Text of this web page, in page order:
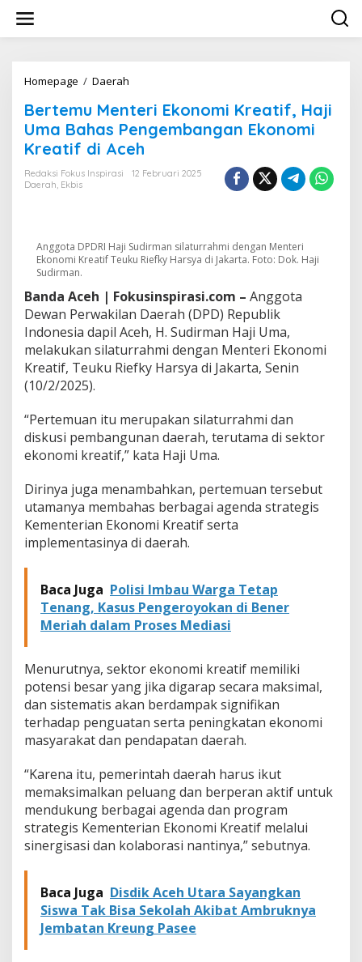
w
Homepage / Daerah
r
t
e
m
u
e
r
k
o
n
m
i
e
t
,
H
j
i
a
B
a
h
s
P
e
n
g
e
a
n
g
a
n
E
n
o
m
Bertemu Menteri Ekonomi Kreatif, Haji
Uma Bahas Pengembangan Ekonomi
Kreatif di Aceh
Redaksi Fokus Inspirasi
12 Februari 2025
Daerah, Ekbis
Anggota DPDRI Haji Sudirman silaturrahmi dengan Menteri
Ekonomi Kreatif Teuku Riefky Harsya di Jakarta. Foto: Dok. Haji
Sudirman.
Banda Aceh | Fokusinspirasi.com – Anggota
Dewan Perwakilan Daerah (DPD) Republik
Indonesia dapil Aceh, H. Sudirman Haji Uma,
melakukan silaturrahmi dengan Menteri Ekonomi
Kreatif, Teuku Riefky Harsya di Jakarta, Senin
(10/2/2025).
“Pertemuan itu merupakan silaturrahmi dan
diskusi pembangunan daerah, terutama di sektor
ekonomi kreatif,” kata Haji Uma.
Dirinya juga menambahkan, pertemuan tersebut
utamanya membahas berbagai agenda strategis
Kementerian Ekonomi Kreatif serta
implementasinya di daerah.
Baca Juga Polisi Imbau Warga Tetap
Tenang, Kasus Pengeroyokan di Bener
Meriah dalam Proses Mediasi
Menurutnya, sektor ekonomi kreatif memiliki
potensi besar yang jika digarap secara maksimal,
dan sistematis akan berdampak signifikan
terhadap penguatan serta peningkatan ekonomi
masyarakat dan pendapatan daerah.
“Karena itu, pemerintah daerah harus ikut
memaksimalkan peluang dan berperan aktif untuk
mendukung berbagai agenda dan program
strategis Kementerian Ekonomi Kreatif melalui
sinergisasi dan kolaborasi nantinya,” sebutnya.
Baca Juga Disdik Aceh Utara Sayangkan
Siswa Tak Bisa Sekolah Akibat Ambruknya
Jembatan Kreung Pasee